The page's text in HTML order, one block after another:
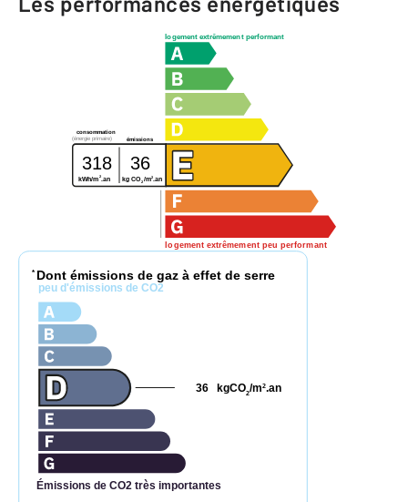
logement extrêmement performant
logement extrêmement peu performant
consommation
émissions
(énergie primaire)
318 36
kWh/m2.an kg CO2/m2 .an
* Dont émissions de gaz à effet de serre
peu d'émissions de CO2
Émissions de CO2 très importantes
kgCO2/m2.an
36